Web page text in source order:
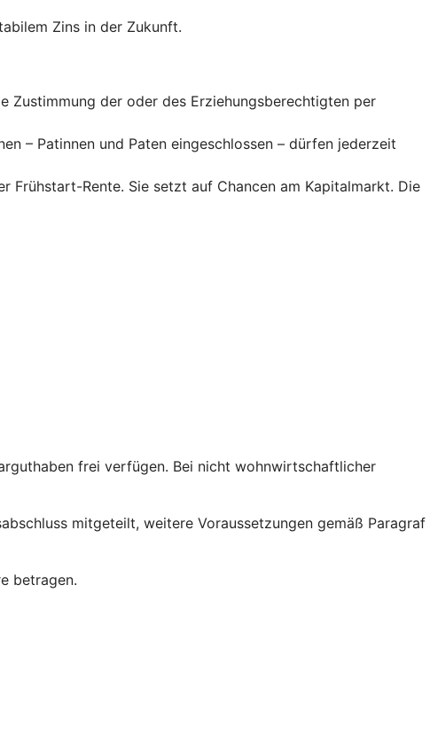
Zins in der Zukunft.
Zustimmung der oder des Erziehungsberechtigten per
– Patinnen und Paten eingeschlossen – dürfen jederzeit
Frühstart-Rente. Sie setzt auf Chancen am Kapitalmarkt. Die
frei verfügen. Bei nicht wohnwirtschaftlicher
mitgeteilt, weitere Voraussetzungen gemäß Paragraf
betragen.